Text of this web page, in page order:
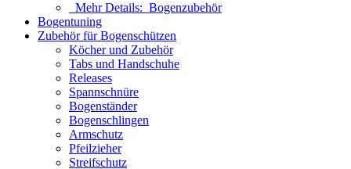
Mehr Details: Bogenzubehör
Bogentuning
Zubehör für Bogenschützen
Köcher und Zubehör
Tabs und Handschuhe
Releases
Spannschnüre
Bogenständer
Bogenschlingen
Armschutz
Pfeilzieher
Streifschutz